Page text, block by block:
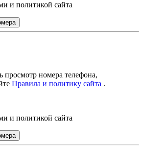
и политикой сайта
просмотр номера телефона,
Правила и политику сайта .
и политикой сайта